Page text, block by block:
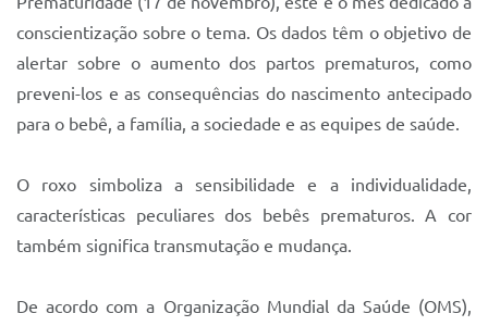
conscientização sobre o tema. Os dados têm o objetivo de
alertar sobre o aumento dos partos prematuros, como
preveni-los e as consequências do nascimento antecipado
para o bebê, a família, a sociedade e as equipes de saúde.
O roxo simboliza a sensibilidade e a individualidade,
características peculiares dos bebês prematuros. A cor
também significa transmutação e mudança.
De acordo com a Organização Mundial da Saúde (OMS),